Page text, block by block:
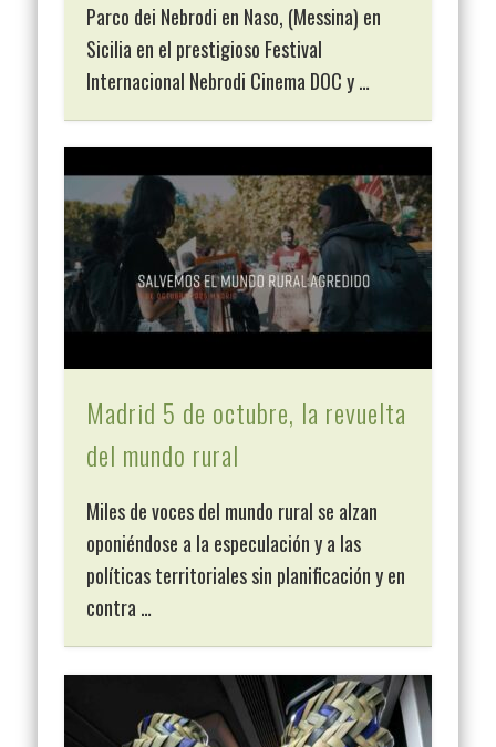
Parco dei Nebrodi en Naso, (Messina) en
Sicilia en el prestigioso Festival
Internacional Nebrodi Cinema DOC y …
Madrid 5 de octubre, la revuelta
del mundo rural
Miles de voces del mundo rural se alzan
oponiéndose a la especulación y a las
políticas territoriales sin planificación y en
contra …